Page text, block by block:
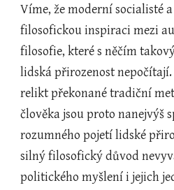
Víme, že moderní socialisté
filosofickou inspiraci mezi
filosofie, které s něčím
lidská přirozenost nepočítají.
relikt překonané tradiční
člověka jsou proto nanejvýš
rozumného pojetí lidské
silný filosofický důvod
politického myšlení i jejich